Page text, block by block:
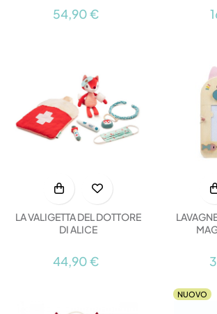
54,90 €
LA VALIGETTA DEL DOTTORE
DI ALICE
44,90 €
NUOVO